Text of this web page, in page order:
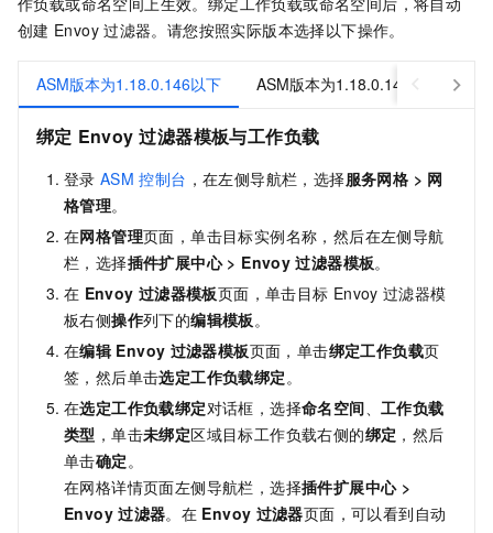
创建 Envoy 过滤器。请您按照实际版本选择以下操作。
ASM版本为1.18.0.146以下 ASM版本为1.18.0.146及以上
绑定 Envoy 过滤器模板与工作负载
登录 ASM 控制台 ，在左侧导航栏，选择服务网格 > 网
格管理。
在网格管理页面，单击目标实例名称，然后在左侧导航
栏，选择插件扩展中心> Envoy 过滤器模板。
在 Envoy 过滤器模板页面，单击目标 Envoy 过滤器模
板右侧操作列下的编辑模板。
在编辑 Envoy 过滤器模板页面，单击绑定工作负载页
签，然后单击选定工作负载绑定。
在选定工作负载绑定对话框，选择命名空间、工作负载
类型 ，单击未绑定区域目标工作负载右侧的绑定 ，然后
单击确定。
在网格详情页面左侧导航栏，选择插件扩展中心>
Envoy 过滤器。在 Envoy 过滤器页面，可以看到自动